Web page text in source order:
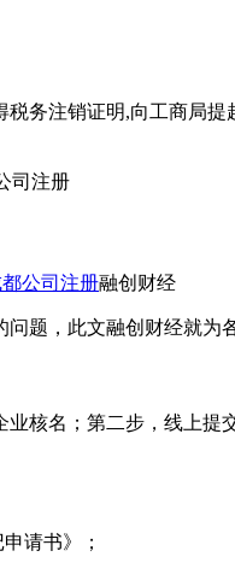
务注销证明,向工商局提
司注册
都公司注册融创财经
问题，此文融创财经就
核名；第二步，线上
请书》；